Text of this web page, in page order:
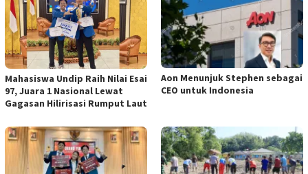
Mahasiswa Undip Raih Nilai Esai
97, Juara 1 Nasional Lewat
Gagasan Hilirisasi Rumput Laut
Aon Menunjuk Stephen sebagai
CEO untuk Indonesia